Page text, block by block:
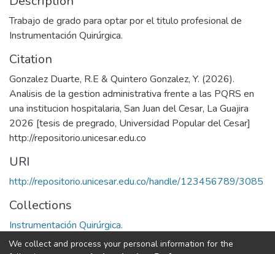
Trabajo de grado para optar por el titulo profesional de
Instrumentación Quirúrgica.
Citation
Gonzalez Duarte, R.E & Quintero Gonzalez, Y. (2026).
Analisis de la gestion administrativa frente a las PQRS en
una institucion hospitalaria, San Juan del Cesar, La Guajira
2026 [tesis de pregrado, Universidad Popular del Cesar]
http://repositorio.unicesar.edu.co
URI
http://repositorio.unicesar.edu.co/handle/123456789/3085
Collections
Instrumentación Quirúrgica.
We collect and process your personal information for the